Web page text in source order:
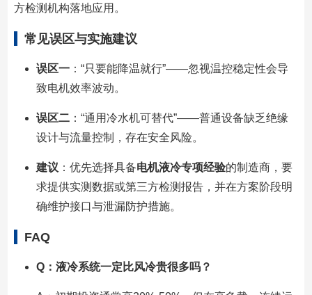
方检测机构落地应用。
常见误区与实施建议
误区一：“只要能降温就行”——忽视温控稳定性会导
致电机效率波动。
误区二：“通用冷水机可替代”——普通设备缺乏绝缘
设计与流量控制，存在安全风险。
建议 ：优先选择具备电机液冷专项经验的制造商，要
求提供实测数据或第三方检测报告，并在方案阶段明
确维护接口与泄漏防护措施。
FAQ
Q：液冷系统一定比风冷贵很多吗？